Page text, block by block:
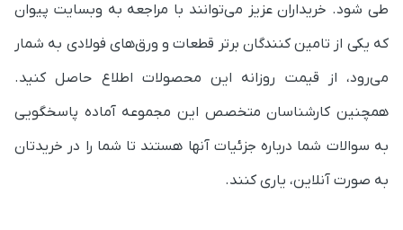
طی شود.خریداران عزیز می‌توانند با مراجعه به وبسایت پیوان
که یکی از تامین کنندگان برتر قطعات و ورق‌های فولادی به شمار
می‌رود، از قیمت روزانه این محصولات اطلاع حاصل کنید.
همچنین کارشناسان متخصص این مجموعه آماده پاسخگویی
به سوالات شما درباره جزئیات آنها هستند تا شما را در خریدتان
به صورت آنلاین، یاری کنند.